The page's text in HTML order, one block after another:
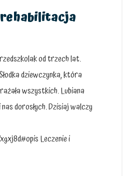
od trzech lat.
dziewczynka, która
wszystkich. Lubiana
dorosłych. Dzisiaj walczy
Leczenie i